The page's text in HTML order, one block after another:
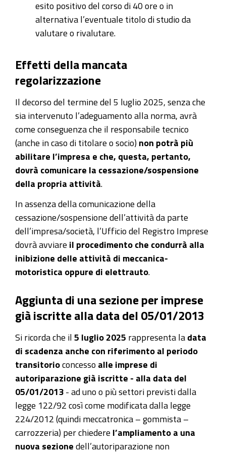
esito positivo del corso di 40 ore o in
alternativa l’eventuale titolo di studio da
valutare o rivalutare.
Effetti della mancata
regolarizzazione
Il decorso del termine del 5 luglio 2025, senza che
sia intervenuto l’adeguamento alla norma, avrà
come conseguenza che il responsabile tecnico
(anche in caso di titolare o socio) non potrà più
abilitare l’impresa e che, questa, pertanto,
dovrà comunicare la cessazione/sospensione
della propria attività
In assenza della comunicazione della
cessazione/sospensione dell’attività da parte
dell’impresa/società, l’Ufficio del Registro Imprese
dovrà avviare il procedimento che condurrà alla
inibizione delle attività di meccanica-
motoristica oppure di elettrauto
Aggiunta di una sezione per imprese
già iscritte alla data del 05/01/2013
Si ricorda che il 5 luglio 2025 rappresenta la data
di scadenza anche con riferimento al periodo
transitorio concesso alle imprese di
autoriparazione già iscritte - alla data del
05/01/2013 - ad uno o più settori previsti dalla
legge 122/92 così come modificata dalla legge
224/2012 (quindi meccatronica – gommista –
carrozzeria) per chiedere l’ampliamento a una
nuova sezione dell’autoriparazione non